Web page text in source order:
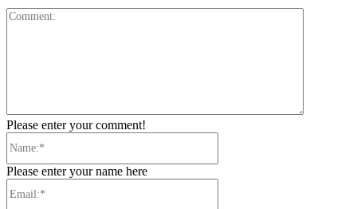
Please enter your comment!
Please enter your name here